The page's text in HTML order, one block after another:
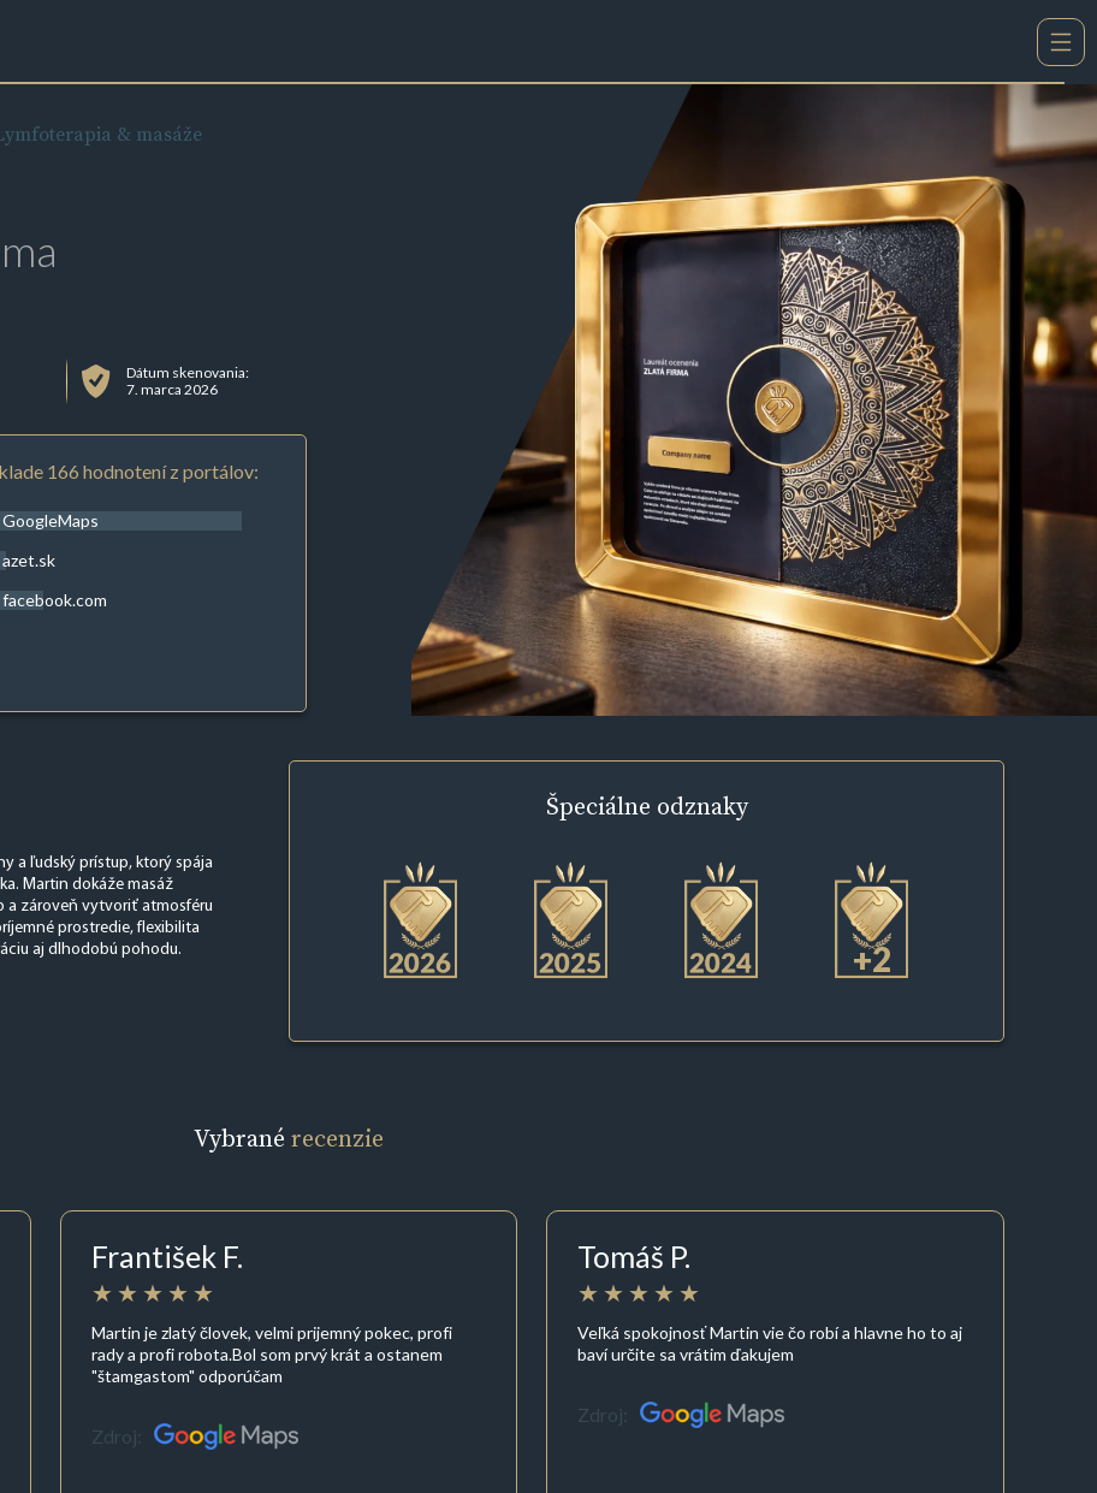
& masáže
Dátum skenovania:
7. marca 2026
166 hodnotení z portálov:
GoogleMaps
azet.sk
facebook.com
a ľudský prístup, ktorý spája
Martin dokáže masáž
a zároveň vytvoriť atmosféru
prostredie, flexibilita
aj dlhodobú pohodu.
Špeciálne odznaky
+2
Vybrané recenzie
František F.
Martin je zlatý človek, velmi prijemný pokec, profi
rady a profi robota.Bol som prvý krát a ostanem
"štamgastom" odporúčam
Zdroj:
Tomáš P.
Veľká spokojnosť Martin vie čo robí a hlavne ho to aj
baví určite sa vrátim ďakujem
Zdroj: